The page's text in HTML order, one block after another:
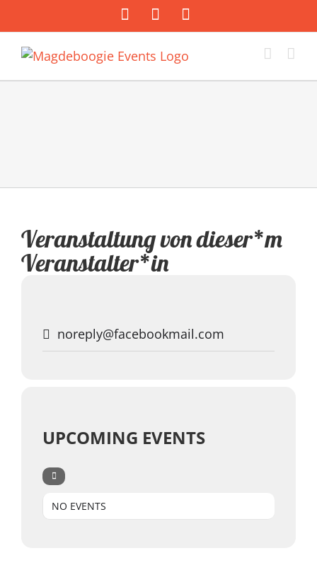
Inhalt
springen
FacebookInstagram
Mail
Veranstaltung von dieser*m
Veranstalter*in
noreply@facebookmail.com
UPCOMING EVENTS
NO EVENTS